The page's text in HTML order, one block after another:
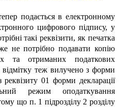
подається в електронному
цифрового підпису, у
такі реквізити, як печатка
не потрібно подавати копію
та отриманих податкових
теж вилучено з форми
01 форми декларації
режим оподаткування
що п. 1 підрозділу 2 розділу